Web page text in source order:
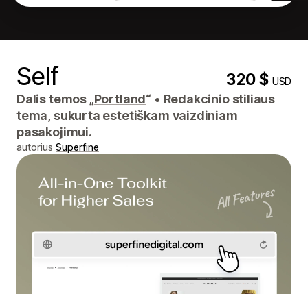
Self 320 $USD
Dalis temos „Portland“ • Redakcinio stiliaus
tema, sukurta estetiškam vaizdiniam
pasakojimui.
autorius Superfine